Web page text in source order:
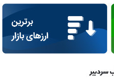
سردبیر